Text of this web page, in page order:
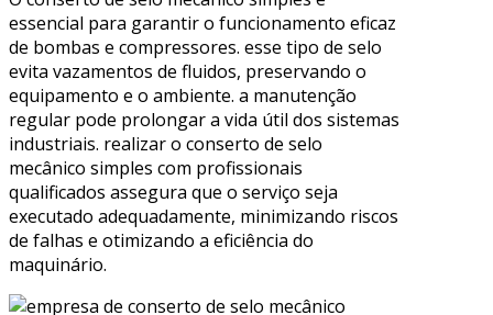
essencial para garantir o funcionamento eficaz
de bombas e compressores. esse tipo de selo
evita vazamentos de fluidos, preservando o
equipamento e o ambiente. a manutenção
regular pode prolongar a vida útil dos sistemas
industriais. realizar o conserto de selo
mecânico simples com profissionais
qualificados assegura que o serviço seja
executado adequadamente, minimizando riscos
de falhas e otimizando a eficiência do
maquinário.